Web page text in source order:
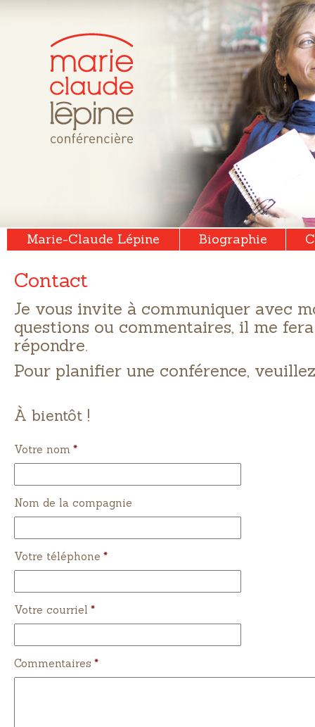
Marie-Claude Lépine Biographie
Contact
Je vous invite à communiquer avec
questions ou commentaires, il me
répondre.
Pour planifier une conférence,
À bientôt !
Votre nom *
Nom de la compagnie
Votre téléphone *
Votre courriel *
Commentaires *